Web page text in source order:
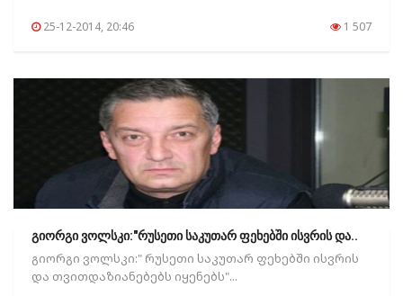
25-12-2014, 20:46 1 507
გიორგი ვოლსკი:"რუსეთი საკუთარ ფეხებში ისვრის და..
გიორგი ვოლსკი:" რუსეთი საკუთარ ფეხებში ისვრის
და თვითდაზიანებებს იყენებს"...